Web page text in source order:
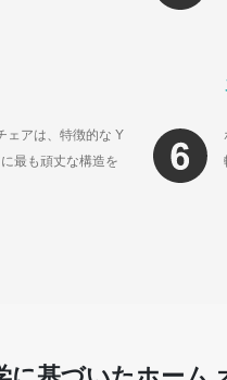
ェアは、特徴的な Y
最も頑丈な構造を